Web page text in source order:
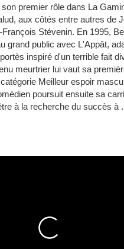
premier rôle dans La
aux côtés entre autres de
Stévenin. En 1995,
grand public avec L'Appât,
inspiré d'un terrible fait
meurtrier lui vaut sa
Meilleur espoir
poursuit ensuite sa
à la recherche du succès à